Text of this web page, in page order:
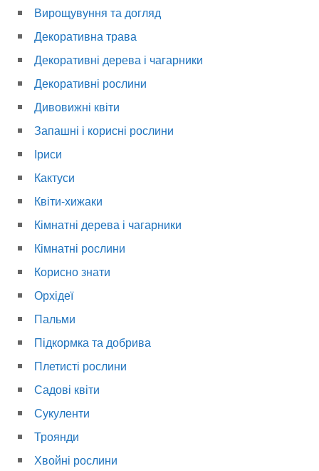
Вирощувуння та догляд
Декоративна трава
Декоративні дерева і чагарники
Декоративні рослини
Дивовижні квіти
Запашні і корисні рослини
Іриси
Кактуси
Квіти-хижаки
Кімнатні дерева і чагарники
Кімнатні рослини
Корисно знати
Орхідеї
Пальми
Підкормка та добрива
Плетисті рослини
Садові квіти
Сукуленти
Троянди
Хвойні рослини